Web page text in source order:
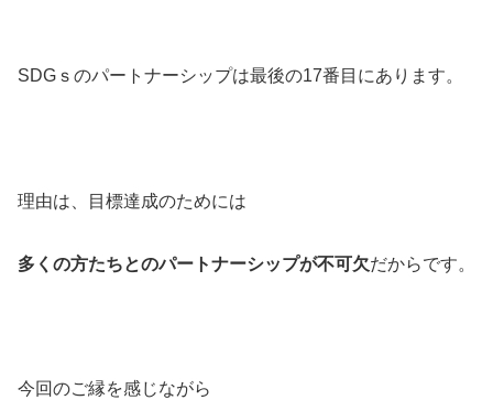
SDGｓのパートナーシップは最後の17番目にあります。
理由は、目標達成のためには
多くの方たちとのパートナーシップが不可欠だからです。
今回のご縁を感じながら